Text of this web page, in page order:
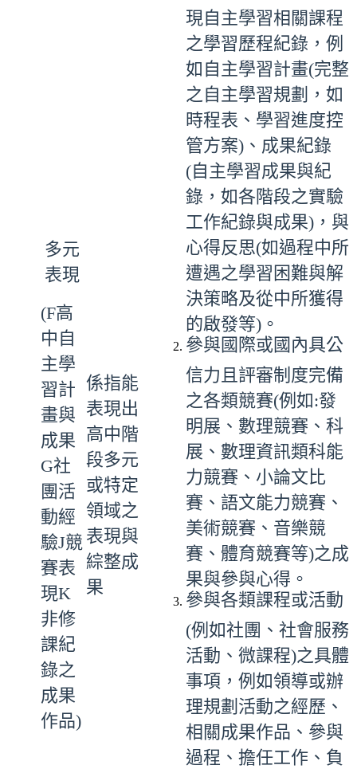
多元
表現
(F高
中自
主學
習計
畫與
成果
G社
團活
動經
驗J競
賽表
現K
非修
課紀
錄之
成果
作品)
係指能
表現出
高中階
段多元
或特定
領域之
表現與
綜整成
果
現自主學習相關課程
之學習歷程紀錄，例
如自主學習計畫(完整
之自主學習規劃，如
時程表、學習進度控
管方案)、成果紀錄
(自主學習成果與紀
錄，如各階段之實驗
工作紀錄與成果)，與
心得反思(如過程中所
遭遇之學習困難與解
決策略及從中所獲得
的啟發等)。
參與國際或國內具公
信力且評審制度完備
之各類競賽(例如:發
明展、數理競賽、科
展、數理資訊類科能
力競賽、小論文比
賽、語文能力競賽、
美術競賽、音樂競
賽、體育競賽等)之成
果與參與心得。
參與各類課程或活動
(例如社團、社會服務
活動、微課程)之具體
事項，例如領導或辦
理規劃活動之經歷、
相關成果作品、參與
過程、擔任工作、負